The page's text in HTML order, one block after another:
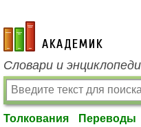
academic.ru
Словари и
Толкования Переводы